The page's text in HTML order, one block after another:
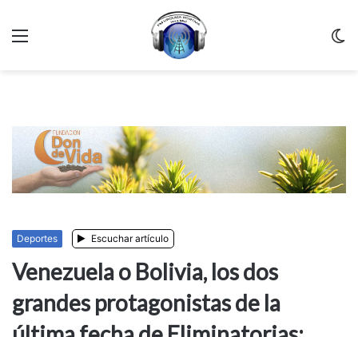
Deportes Escuchar artículo
Venezuela o Bolivia, los dos
grandes protagonistas de la